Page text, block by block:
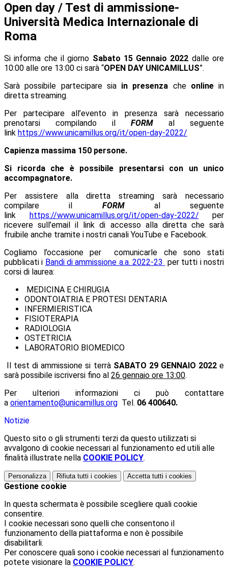
Open day / Test di ammissione-
Università Medica Internazionale di
Roma
Si informa che il giorno Sabato 15 Gennaio 2022 dalle ore
10:00 alle ore 13:00 ci sarà “OPEN DAY UNICAMILLUS”.
Sarà possibile partecipare sia in presenza che onlinein
diretta streaming.
Per partecipare all’evento in presenza sarà necessario
prenotarsi compilando il FORM al seguente
link https://www.unicamillus.org/it/open-day-2022/
Capienza massima 150 persone.
Si ricorda che è possibile presentarsi con un unico
accompagnatore.
Per assistere alla diretta streaming sarà necessario
compilare il FORMal seguente
link https://www.unicamillus.org/it/open-day-2022/ per
ricevere sull’email il link di accesso alla diretta che sarà
fruibile anche tramite i nostri canali YouTube e Facebook.
Cogliamo l’occasione per comunicarle che sono stati
pubblicati i Bandi di ammissione a.a. 2022-23 per tutti i nostri
corsi di laurea:
MEDICINA E CHIRUGIA
ODONTOIATRIA E PROTESI DENTARIA
INFERMIERISTICA
FISIOTERAPIA
RADIOLOGIA
OSTETRICIA
LABORATORIO BIOMEDICO
Il test di ammissione si terrà SABATO 29 GENNAIO 2022e
sarà possibile iscriversi fino al 26 gennaio ore 13:00.
Per ulteriori informazioni ci può contattare
a orientamento@unicamillus.org Tel. 06 400640.
Notizie
Questo sito o gli strumenti terzi da questo utilizzati si
avvalgono di cookie necessari al funzionamento ed utili alle
finalità illustrate nella COOKIE POLICY.
Personalizza Rifiuta tutti i cookies Accetta tutti i cookies
Gestione cookie
In questa schermata è possibile scegliere quali cookie
consentire.
I cookie necessari sono quelli che consentono il
funzionamento della piattaforma e non è possibile
disabilitarli.
Per conoscere quali sono i cookie necessari al funzionamento
potete visionare la COOKIE POLICY.